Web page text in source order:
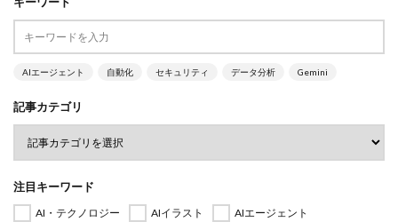
AIエージェント 自動化 セキュリティ データ分析 Gemini
記事カテゴリ
注目キーワード
AI・テクノロジー AIイラスト
AIエージェント